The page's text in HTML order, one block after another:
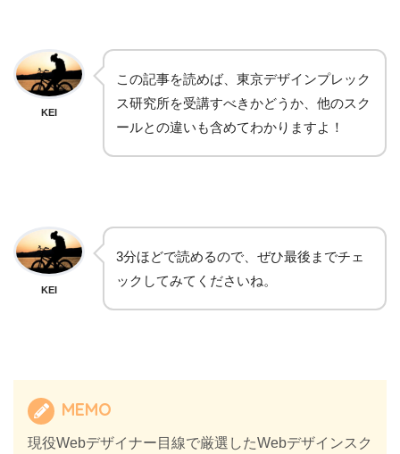
KEI
この記事を読めば、東京デザインプレック
ス研究所を受講すべきかどうか、他のスク
ールとの違いも含めてわかりますよ！
KEI
3分ほどで読めるので、ぜひ最後までチェ
ックしてみてくださいね。
MEMO
現役Webデザイナー目線で厳選したWebデザインスク